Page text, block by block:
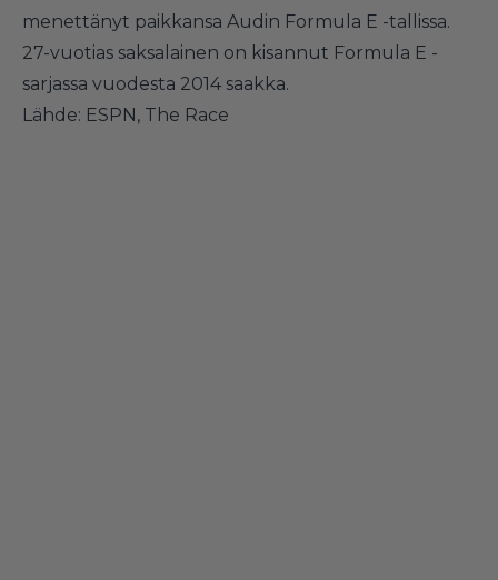
menettänyt paikkansa Audin Formula E -tallissa.
27-vuotias saksalainen on kisannut Formula E -
sarjassa vuodesta 2014 saakka.
Lähde: ESPN, The Race